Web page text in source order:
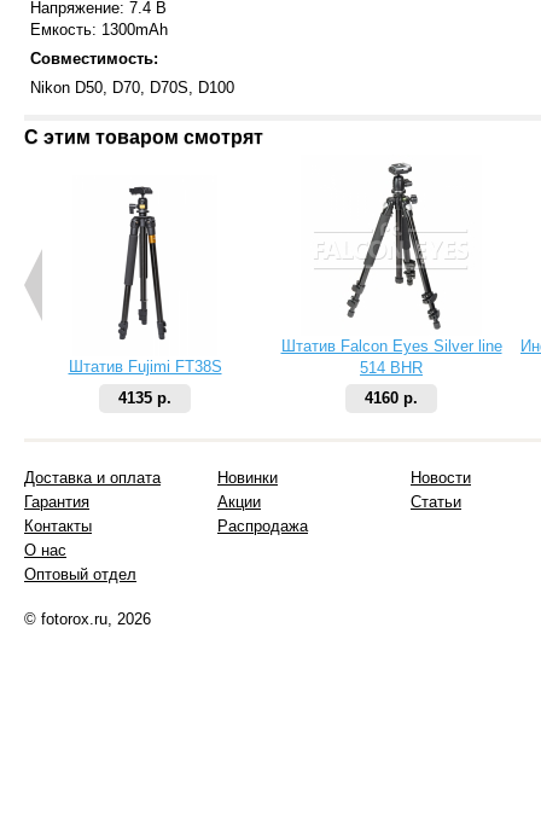
Напряжение: 7.4 В
Емкость: 1300mAh
Совместимость:
Nikon D50, D70, D70S, D100
С этим товаром смотрят
Штатив Fujimi FT38S
4135 р.
Штатив Falcon Eyes Silver line
514 BHR
4160 р.
Доставка и оплата
Гарантия
Контакты
О нас
Оптовый отдел
Новинки
Акции
Распродажа
Новости
Статьи
© fotorox.ru, 2026